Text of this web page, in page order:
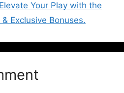
Your Play with the
Exclusive Bonuses.